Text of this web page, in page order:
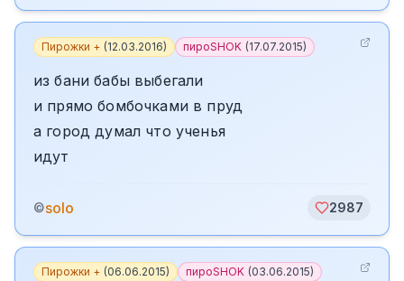
Пирожки + (12.03.2016) пироSHOK (17.07.2015)
из бани бабы выбегали
и прямо бомбочками в пруд
а город думал что ученья
идут
©solo 2987
Пирожки + (06.06.2015) пироSHOK (03.06.2015)